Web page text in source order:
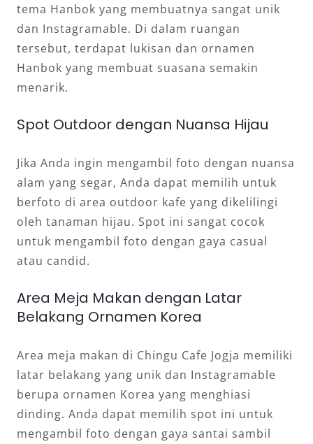
tema Hanbok yang membuatnya sangat unik
dan Instagramable. Di dalam ruangan
tersebut, terdapat lukisan dan ornamen
Hanbok yang membuat suasana semakin
menarik.
Spot Outdoor dengan Nuansa Hijau
Jika Anda ingin mengambil foto dengan nuansa
alam yang segar, Anda dapat memilih untuk
berfoto di area outdoor kafe yang dikelilingi
oleh tanaman hijau. Spot ini sangat cocok
untuk mengambil foto dengan gaya casual
atau candid.
Area Meja Makan dengan Latar
Belakang Ornamen Korea
Area meja makan di Chingu Cafe Jogja memiliki
latar belakang yang unik dan Instagramable
berupa ornamen Korea yang menghiasi
dinding. Anda dapat memilih spot ini untuk
mengambil foto dengan gaya santai sambil